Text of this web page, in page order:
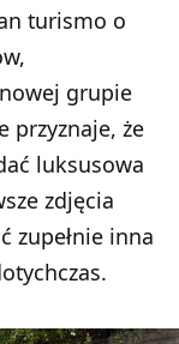
turismo o
grupie
przyznaje, że
luksusowa
zdjęcia
zupełnie inna